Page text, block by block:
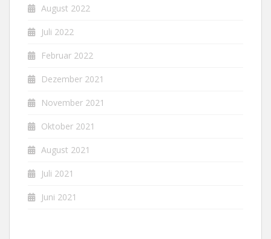
August 2022
Juli 2022
Februar 2022
Dezember 2021
November 2021
Oktober 2021
August 2021
Juli 2021
Juni 2021